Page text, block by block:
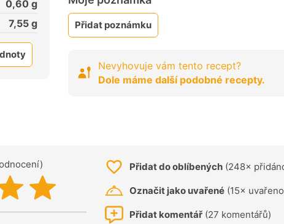
0,60 g
7,55 g Přidat poznámku
Nevyhovuje vám tento recept?
Dole máme další podobné recepty.
Přidat do oblíbených (248×
Označit jako uvařené (15×
Přidat komentář (27 komentářů)